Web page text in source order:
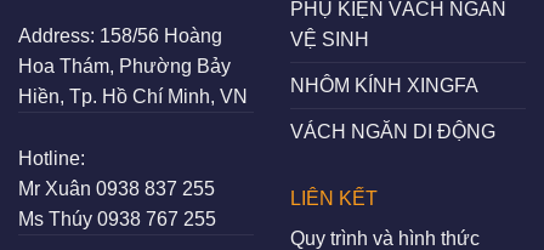
Address: 158/56 Hoàng
Hoa Thám, Phường Bảy
Hiền, Tp. Hồ Chí Minh, VN
Hotline:
Mr Xuân 0938 837 255
Ms Thúy 0938 767 255
PHỤ KIỆN VÁCH NGĂN
VỆ SINH
NHÔM KÍNH XINGFA
VÁCH NGĂN DI ĐỘNG
LIÊN KẾT
Quy trình và hình thức